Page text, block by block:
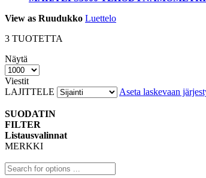
View as Ruudukko Luettelo
3 TUOTETTA
Näytä
Viestit
LAJITTELE
Aseta laskevaan
SUODATIN
FILTER
Listausvalinnat
MERKKI